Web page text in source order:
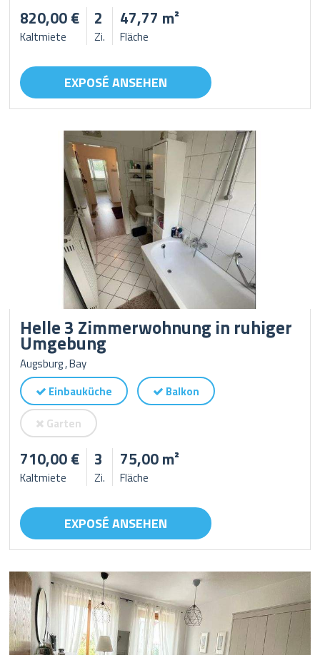
820,00 €
Kaltmiete
2
Zi.
47,77 m²
Fläche
EXPOSÉ ANSEHEN
Helle 3 Zimmerwohnung in ruhiger
Umgebung
Augsburg , Bay
Einbauküche
Balkon
Garten
710,00 €
Kaltmiete
3
Zi.
75,00 m²
Fläche
EXPOSÉ ANSEHEN